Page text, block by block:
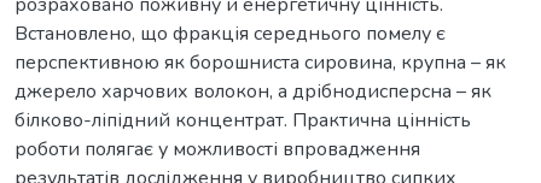
Встановлено, що фракція середнього помелу є
перспективною як борошниста сировина, крупна – як
джерело харчових волокон, а дрібнодисперсна – як
білково-ліпідний концентрат. Практична цінність
роботи полягає у можливості впровадження